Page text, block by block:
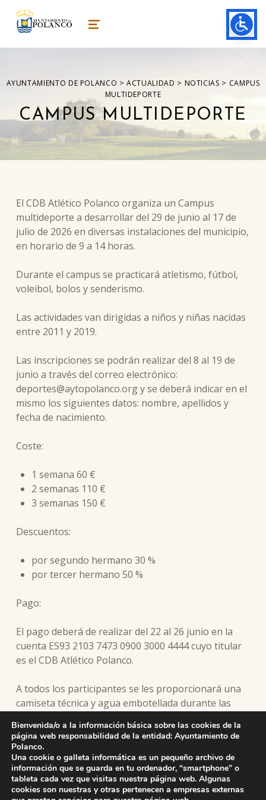
ayuntamiento de polanco
AYUNTAMIENTO DE POLANCO MENU
AYUNTAMIENTO DE POLANCO >ACTUALIDAD > NOTICIAS > CAMPUS
MULTIDEPORTE
CAMPUS MULTIDEPORTE
El CDB Atlético Polanco organiza un Campus
multideporte a desarrollar del 29 de junio al 17 de
julio de 2026 en diversas instalaciones del municipio,
en horario de 9 a 14 horas.
Durante el campus se practicará atletismo, fútbol,
voleibol, bolos y senderismo.
Las actividades van dirigidas a niños y niñas nacidas
entre 2011 y 2019.
Las inscripciones se podrán realizar del 8 al 19 de
junio a través del correo electrónico:
deportes@aytopolanco.org y se deberá indicar en el
mismo los siguientes datos: nombre, apellidos y
fecha de nacimiento.
Coste:
1 semana 60 €
2 semanas 110 €
3 semanas 150 €
Descuentos:
por segundo hermano 30 %
por tercer hermano 50 %
Pago:
El pago deberá de realizar del 22 al 26 junio en la
cuenta ES93 2103 7473 0900 3000 4444 cuyo titular
es el CDB Atlético Polanco.
A todos los participantes se les proporcionará una
camiseta técnica y agua embotellada durante las
Los participantes estarán cubiertos por un seguro
de accidente y de Responsabilidad Civil.
Bienvenida/o a la información básica sobre las cookies de la
página web responsabilidad de la entidad: Ayuntamiento de
Polanco.
Una cookie o galleta informática es un pequeño archivo de
información que se guarda en tu ordenador, “smartphone” o
tableta cada vez que visitas nuestra página web. Algunas
cookies son nuestras y otras pertenecen a empresas externas